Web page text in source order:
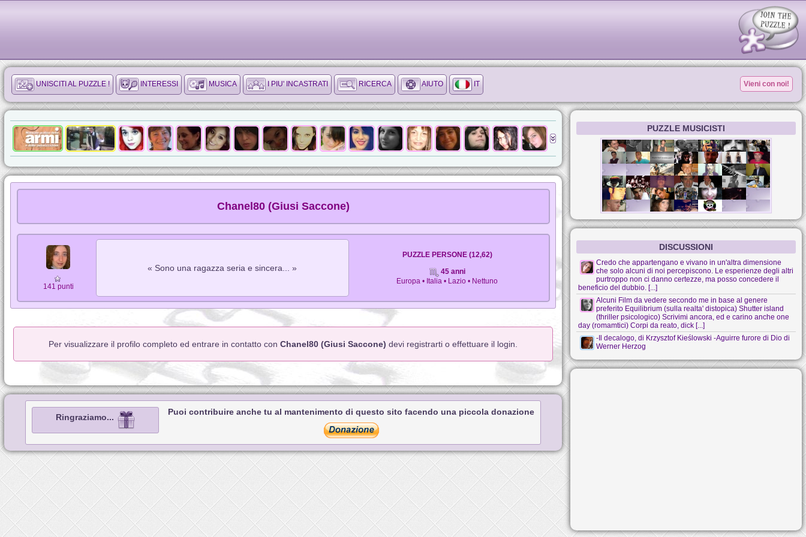
UNISCITI AL PUZZLE ! INTERESSI MUSICA I PIU' INCASTRATI RICERCA AIUTO IT Vieni con noi!
Chanel80 (Giusi Saccone)
141 punti
« Sono una ragazza seria e sincera... »
PUZZLE PERSONE (12,62)
45 anni
Europa • Italia • Lazio • Nettuno
Per visualizzare il profilo completo ed entrare in contatto con Chanel80 (Giusi Saccone) devi registrarti o effettuare il login.
Ringraziamo...
Puoi contribuire anche tu al mantenimento di questo sito facendo una piccola donazione
PUZZLE MUSICISTI
DISCUSSIONI
Credo che appartengano e vivano in un'altra dimensione
che solo alcuni di noi percepiscono. Le esperienze degli altri
purtroppo non ci danno certezze, ma posso concedere il
beneficio del dubbio. [...]
Alcuni Film da vedere secondo me in base al genere
preferito Equilibrium (sulla realta' distopica) Shutter island
(thriller psicologico) Scrivimi ancora, ed e carino anche one
day (romamtici) Corpi da reato, dick [...]
-Il decalogo, di Krzysztof Kieślowski -Aguirre furore di Dio di
Werner Herzog